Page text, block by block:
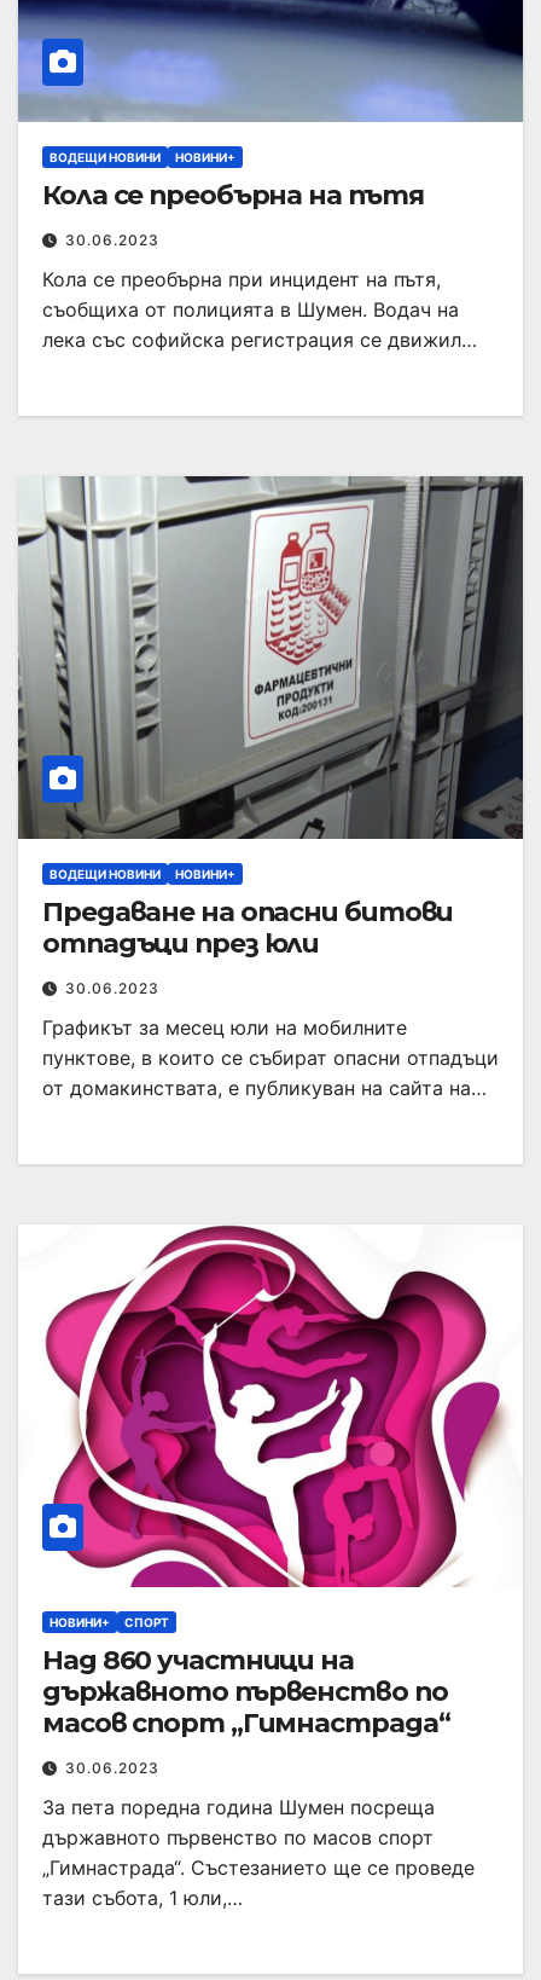
ВОДЕЩИ НОВИНИ НОВИНИ+
Кола се преобърна на пътя
30.06.2023
Кола се преобърна при инцидент на пътя,
съобщиха от полицията в Шумен. Водач на
лека със софийска регистрация се движил…
ВОДЕЩИ НОВИНИ НОВИНИ+
Предаване на опасни битови
отпадъци през юли
30.06.2023
Графикът за месец юли на мобилните
пунктове, в които се събират опасни отпадъци
от домакинствата, е публикуван на сайта на…
НОВИНИ+ СПОРТ
Над 860 участници на
държавното първенство по
масов спорт „Гимнастрада“
30.06.2023
За пета поредна година Шумен посреща
държавното първенство по масов спорт
„Гимнастрада“. Състезанието ще се проведе
тази събота, 1 юли,…